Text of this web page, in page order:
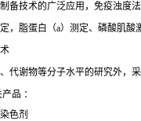
备技术的广泛应用，免疫浊度
，脂蛋白（a）测定、磷酸肌酸
代谢物等分子水平的研究外，
品 ：
色剂